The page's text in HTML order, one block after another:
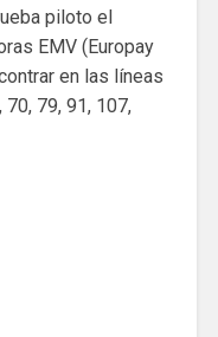
piloto el
EMV (Europay
en las líneas
70, 79, 91, 107,